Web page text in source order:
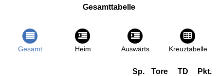
Gesamttabelle
Gesamt Heim Auswärts Kreuztabelle
Sp. Tore TD Pkt.